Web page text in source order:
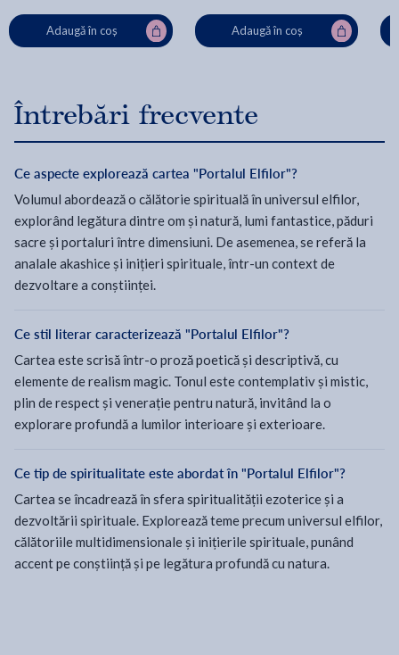
Adaugă în coș Adaugă în coș
Întrebări frecvente
Ce aspecte explorează cartea "Portalul Elfilor"?
Volumul abordează o călătorie spirituală în universul elfilor,
explorând legătura dintre om și natură, lumi fantastice, păduri
sacre și portaluri între dimensiuni. De asemenea, se referă la
analale akashice și inițieri spirituale, într-un context de
dezvoltare a conștiinței.
Ce stil literar caracterizează "Portalul Elfilor"?
Cartea este scrisă într-o proză poetică și descriptivă, cu
elemente de realism magic. Tonul este contemplativ și mistic,
plin de respect și venerație pentru natură, invitând la o
explorare profundă a lumilor interioare și exterioare.
Ce tip de spiritualitate este abordat în "Portalul Elfilor"?
Cartea se încadrează în sfera spiritualității ezoterice și a
dezvoltării spirituale. Explorează teme precum universul elfilor,
călătoriile multidimensionale și inițierile spirituale, punând
accent pe conștiință și pe legătura profundă cu natura.